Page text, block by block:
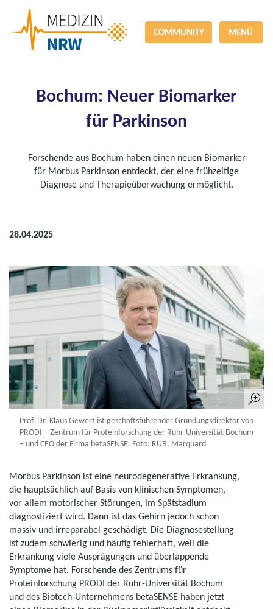
COMMUNITY MENÜ
Bochum: Neuer Biomarker
für Parkinson
Forschende aus Bochum haben einen neuen Biomarker
für Morbus Parkinson entdeckt, der eine frühzeitige
Diagnose und Therapieüberwachung ermöglicht.
28.04.2025
Prof. Dr. Klaus Gewert ist geschäftsführender Gründungsdirektor von
PRODI – Zentrum für Proteinforschung der Ruhr-Universität Bochum
– und CEO der Firma betaSENSE. Foto: RUB, Marquard
Morbus Parkinson ist eine neurodegenerative Erkrankung,
die hauptsächlich auf Basis von klinischen Symptomen,
vor allem motorischer Störungen, im Spätstadium
diagnostiziert wird. Dann ist das Gehirn jedoch schon
massiv und irreparabel geschädigt. Die Diagnosestellung
ist zudem schwierig und häufig fehlerhaft, weil die
Erkrankung viele Ausprägungen und überlappende
Symptome hat. Forschende des Zentrums für
Proteinforschung PRODI der Ruhr-Universität Bochum
und des Biotech-Unternehmens betaSENSE haben jetzt